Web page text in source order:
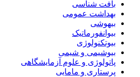
بافت شناسی
بهداشت عمومی
بیهوشی
بیوانفورماتیک
بیوتکنولوژی
بیوشیمی و شیمی
پاتولوژی و علوم آزمایشگاهی
پرستاری و مامایی